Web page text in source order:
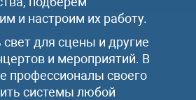
и настроим их работу.
для сцены и другие
и мероприятий. В
профессионалы своего
системы любой